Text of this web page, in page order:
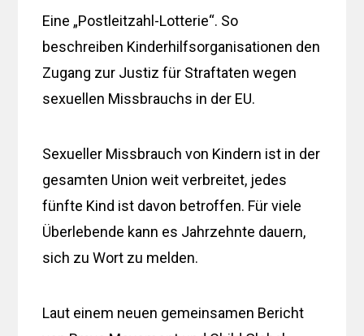
Eine „Postleitzahl-Lotterie“. So
beschreiben Kinderhilfsorganisationen den
Zugang zur Justiz für Straftaten wegen
sexuellen Missbrauchs in der EU.
Sexueller Missbrauch von Kindern ist in der
gesamten Union weit verbreitet, jedes
fünfte Kind ist davon betroffen. Für viele
Überlebende kann es Jahrzehnte dauern,
sich zu Wort zu melden.
Laut einem neuen gemeinsamen Bericht